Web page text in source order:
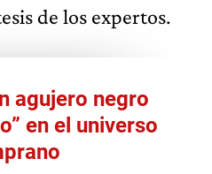
de los expertos.
agujero negro
en el universo